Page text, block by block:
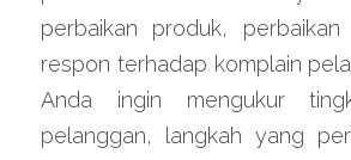
perbaikan produk,
respon terhadap komplain
Anda ingin mengukur
pelanggan, langkah yang